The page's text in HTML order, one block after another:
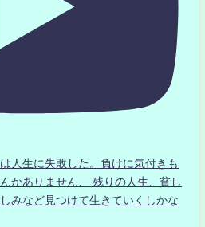
人生に失敗した。負けに気付きも
かありません、 残りの人生、貧し
みなど見つけて生きていくしかな